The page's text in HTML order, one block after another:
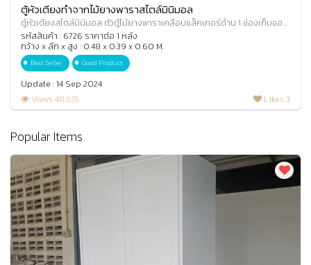
ตู้หัวเตียงทำจากไม้ยางพาราสไตล์มินิมอล
ตู้หัวเตียงสไตล์มินิมอล ตัวตู้ไม้ยางพาราเคลือบแล็คเกอร์ด้าน 1 ช่องเก็บของ
เปิดโล่งด้านบน
รหัสสินค้า : 6726 ราคาต่อ 1 หลัง
กว้าง x ลึก x สูง : 0.48 x 0.39 x 0.60 M.
Best Seller Good Product
Update : 14 Sep 2024
Views 48,615
Likes 3
Popular Items